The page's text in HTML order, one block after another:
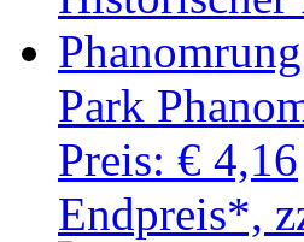
Park
Preis: € 4,16
Endpreis*,